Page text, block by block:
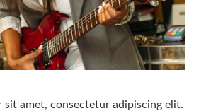
sit amet, consectetur adipiscing elit.